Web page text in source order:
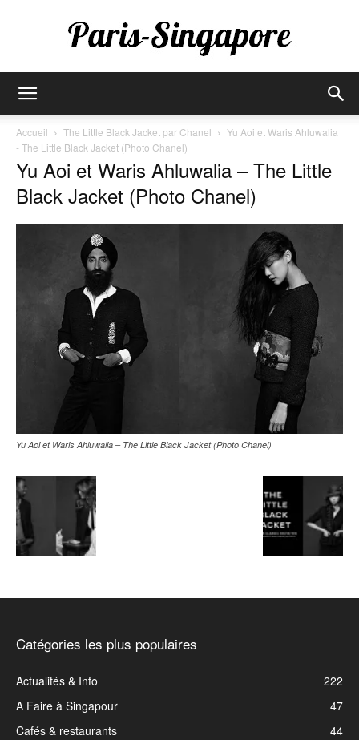
Singapore
Accueil The Little Black Jacket par Chanel
Yu Aoi et Waris Ahluwalia
- The Little Black Jacket (Photo Chanel)
Yu Aoi et Waris Ahluwalia – The Little
Black Jacket (Photo Chanel)
Yu Aoi et Waris Ahluwalia – The Little Black Jacket (Photo Chanel)
Catégories les plus populaires
Actualités & Info
222
A Faire à Singapour
47
Cafés & restaurants
44